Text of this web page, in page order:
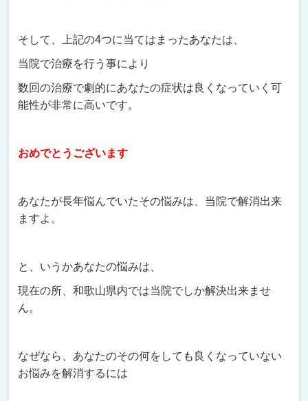
そして、上記の4つに当てはまったあなたは、
当院で治療を行う事により
数回の治療で劇的にあなたの症状は良くなっていく可
能性が非常に高いです。
おめでとうございます
あなたが長年悩んでいたその悩みは、当院で解消出来
ますよ。
と、いうかあなたの悩みは、
現在の所、和歌山県内では当院でしか解決出来ませ
ん。
なぜなら、あなたのその何をしても良くなっていない
お悩みを解消するには